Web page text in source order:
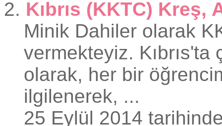
2. Kıbrıs (KKTC)
Minik Dahiler olarak
vermekteyiz. Kıbrıs'ta
olarak, her bir
ilgilenerek, ...
25 Eylül 2014